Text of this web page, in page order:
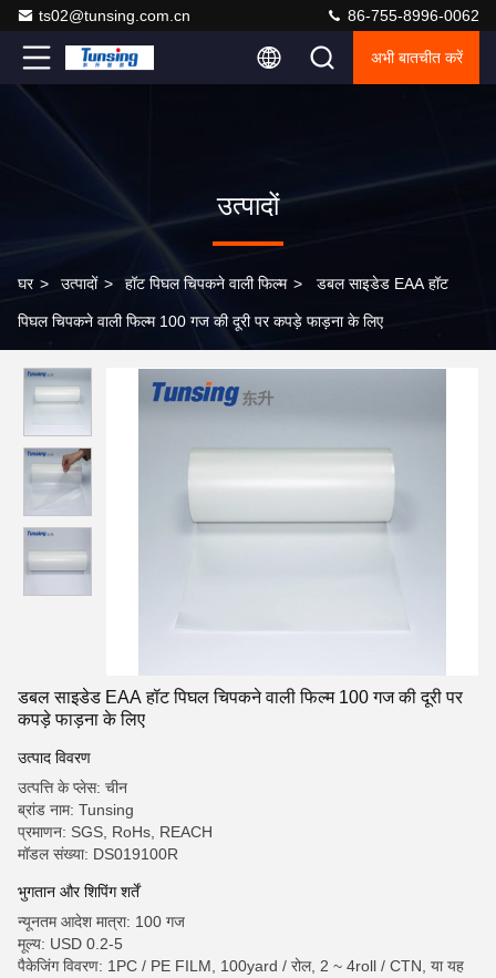
ts02@tunsing.com.cn 86-755-8996-0062
अभी बातचीत करें
उत्पादों
घर > उत्पादों > हॉट पिघल चिपकने वाली फिल्म > डबल साइडेड EAA हॉट
पिघल चिपकने वाली फिल्म 100 गज की दूरी पर कपड़े फाड़ना के लिए
डबल साइडेड EAA हॉट पिघल चिपकने वाली फिल्म 100 गज की दूरी पर
कपड़े फाड़ना के लिए
उत्पाद विवरण
उत्पत्ति के प्लेस: चीन
ब्रांड नाम: Tunsing
प्रमाणन: SGS, RoHs, REACH
मॉडल संख्या: DS019100R
भुगतान और शिपिंग शर्तें
न्यूनतम आदेश मात्रा: 100 गज
मूल्य: USD 0.2-5
पैकेजिंग विवरण: 1PC / PE FILM, 100yard / रोल, 2 ~ 4roll / CTN, या यह